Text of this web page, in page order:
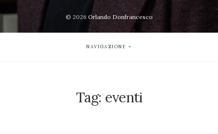
© 2026 Orlando Donfrancesco
NAVIGAZIONE
Tag: eventi